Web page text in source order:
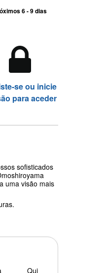
6 - 9 dias
se ou inicie
para aceder
sofisticados
uma visão mais